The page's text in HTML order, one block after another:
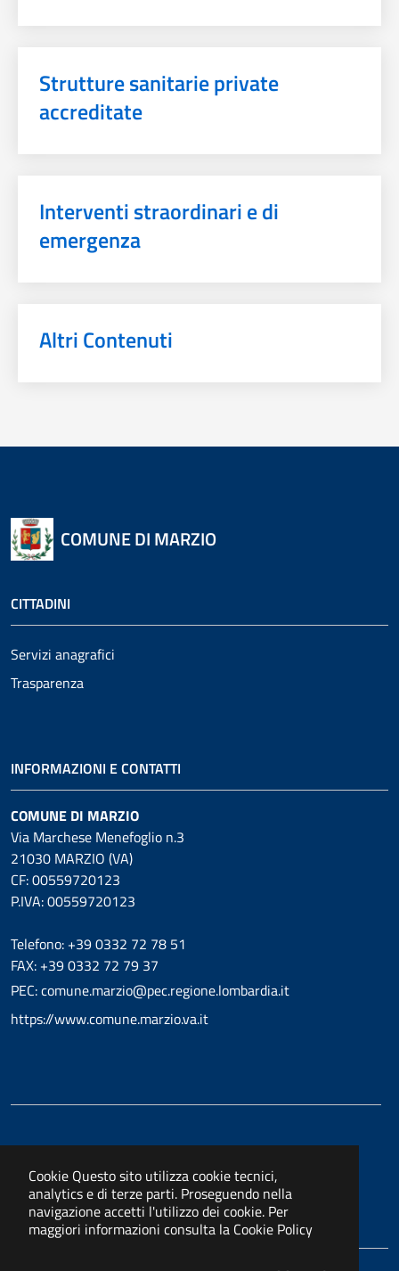
Cookie Questo sito utilizza cookie tecnici,
analytics e di terze parti. Proseguendo nella
navigazione accetti l'utilizzo dei cookie. Per
maggiori informazioni consulta la Cookie Policy
Strutture sanitarie private
accreditate
Interventi straordinari e di
emergenza
Altri Contenuti
COMUNE DI MARZIO
CITTADINI
Servizi anagrafici
Trasparenza
INFORMAZIONI E CONTATTI
COMUNE DI MARZIO
Via Marchese Menefoglio n.3
21030 MARZIO (VA)
CF: 00559720123
P.IVA: 00559720123
Telefono: +39 0332 72 78 51
FAX: +39 0332 72 79 37
PEC: comune.marzio@pec.regione.lombardia.it
https://www.comune.marzio.va.it